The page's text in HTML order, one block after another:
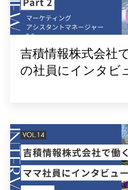
吉積情報株式会社
の社員にインタビ